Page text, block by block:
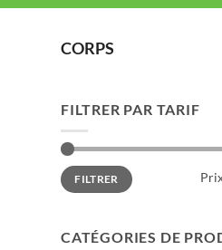
CORPS
FILTRER PAR TARIF
Prix
min
Prix
maxFILTRER
CATÉGORIES DE